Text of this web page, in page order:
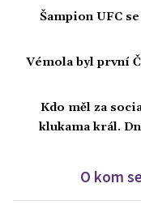
Šampion UFC
Vémola byl první
Kdo měl za
klukama král.
O kom